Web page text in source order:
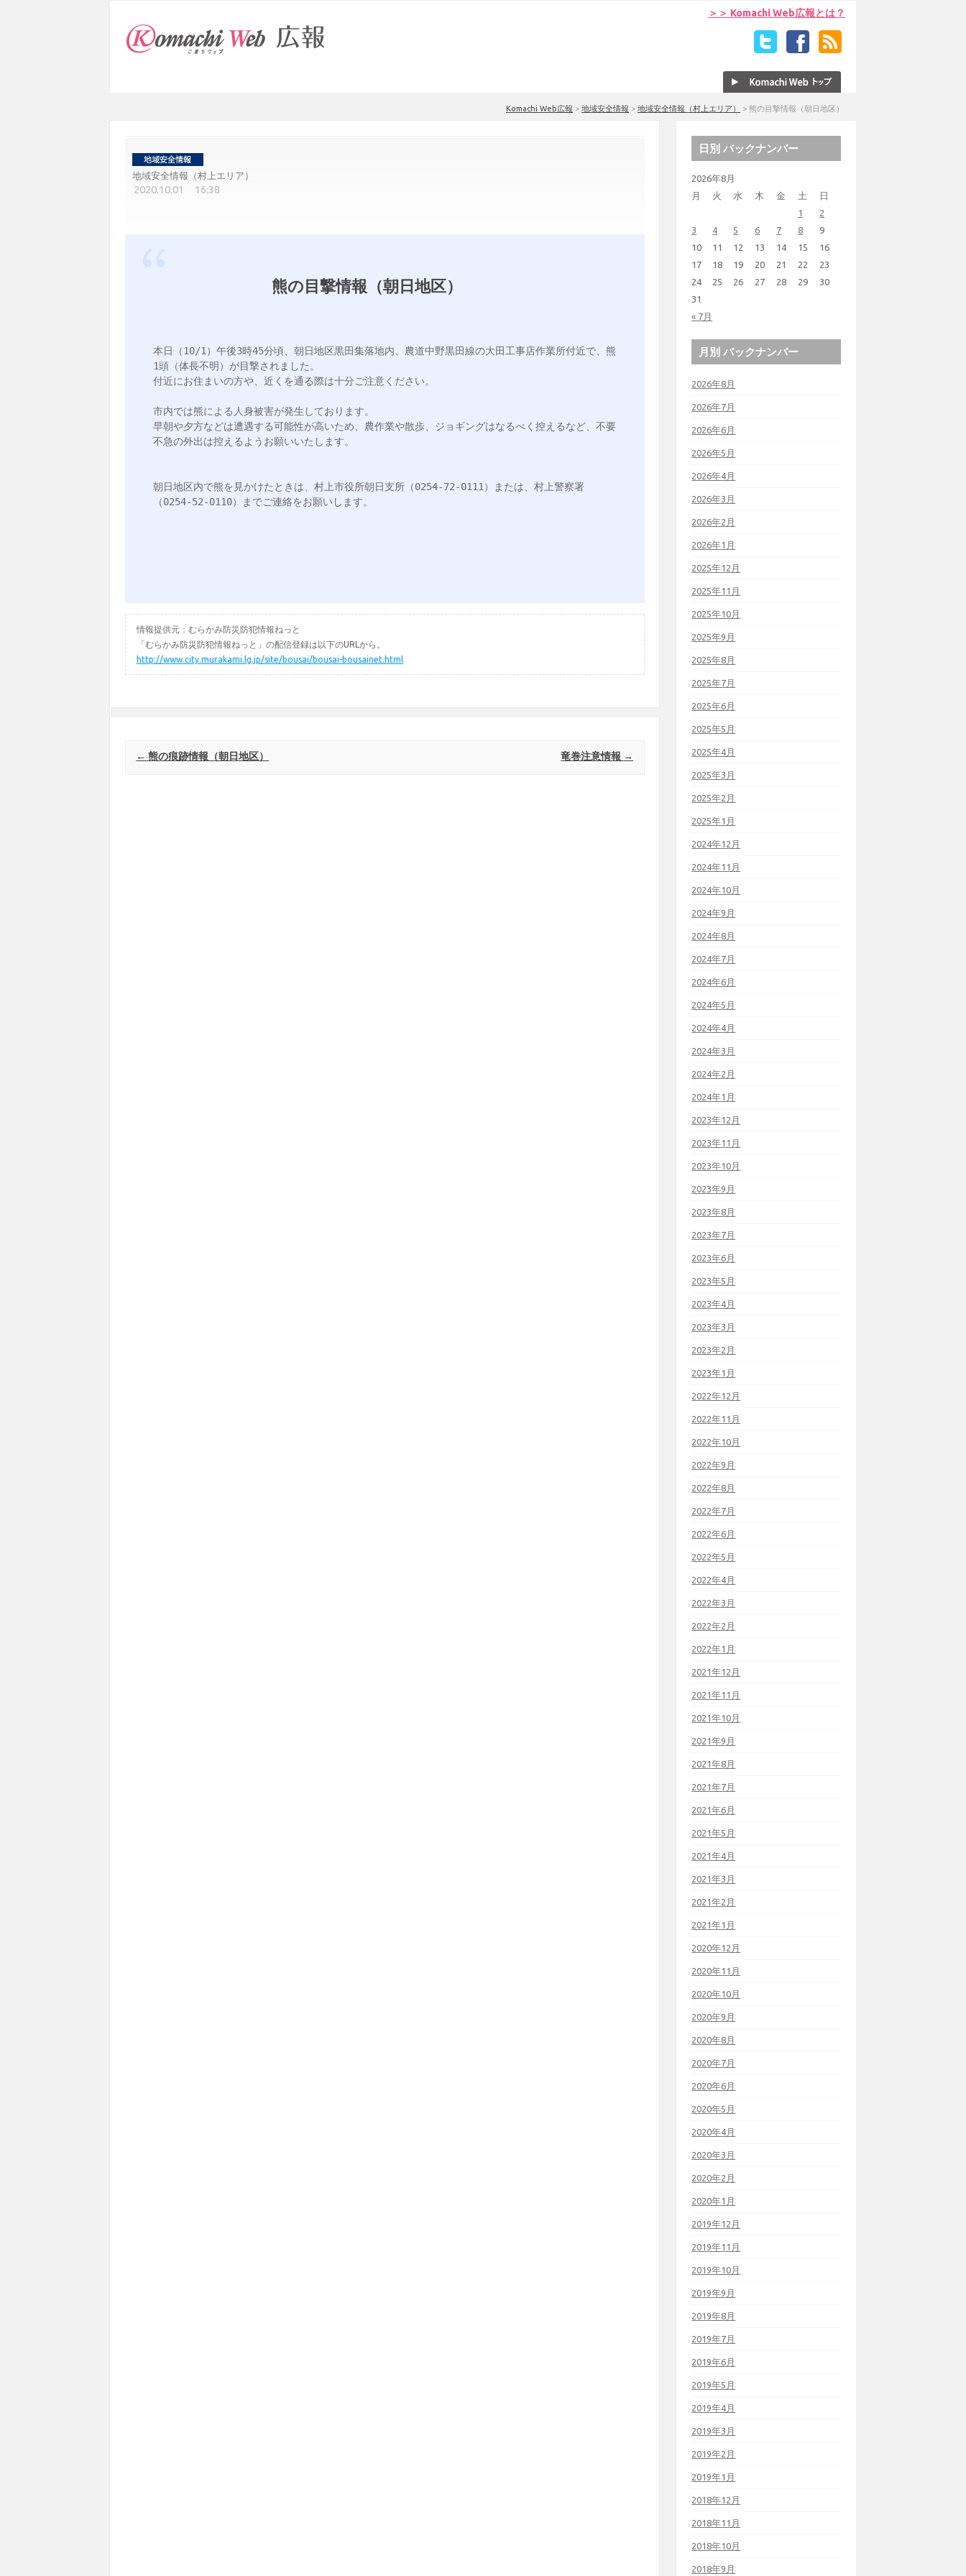
＞＞ Komachi Web広報とは？
Komachi Web広報 > 地域安全情報 > 地域安全情報（村上エリア） > 熊の目撃情報（朝日地区）
地域安全情報（村上エリア）
2020.10.01 16:38
熊の目撃情報（朝日地区）
本日（10/1）午後3時45分頃、朝日地区黒田集落地内、農道中野黒田線の大田工事店作業所付近で、熊
1頭（体長不明）が目撃されました。
付近にお住まいの方や、近くを通る際は十分ご注意ください。
市内では熊による人身被害が発生しております。
早朝や夕方などは遭遇する可能性が高いため、農作業や散歩、ジョギングはなるべく控えるなど、不要
不急の外出は控えるようお願いいたします。
朝日地区内で熊を見かけたときは、村上市役所朝日支所（0254-72-0111）または、村上警察署
（0254-52-0110）までご連絡をお願いします。
情報提供元：むらかみ防災防犯情報ねっと
「むらかみ防災防犯情報ねっと」の配信登録は以下のURLから。
http://www.city.murakami.lg.jp/site/bousai/bousai-bousainet.html
Post navigation
← 熊の痕跡情報（朝日地区） 竜巻注意情報 →
日別 バックナンバー
2026年8月
月
火 水 木 金 土 日
« 7月
1
2
3
4 5 6 7 8
9
10
11 12 13 14 15
16
17
18 19 20 21 22
23
24
25 26 27 28 29
30
31
月別 バックナンバー
2026年8月
2026年7月
2026年6月
2026年5月
2026年4月
2026年3月
2026年2月
2026年1月
2025年12月
2025年11月
2025年10月
2025年9月
2025年8月
2025年7月
2025年6月
2025年5月
2025年4月
2025年3月
2025年2月
2025年1月
2024年12月
2024年11月
2024年10月
2024年9月
2024年8月
2024年7月
2024年6月
2024年5月
2024年4月
2024年3月
2024年2月
2024年1月
2023年12月
2023年11月
2023年10月
2023年9月
2023年8月
2023年7月
2023年6月
2023年5月
2023年4月
2023年3月
2023年2月
2023年1月
2022年12月
2022年11月
2022年10月
2022年9月
2022年8月
2022年7月
2022年6月
2022年5月
2022年4月
2022年3月
2022年2月
2022年1月
2021年12月
2021年11月
2021年10月
2021年9月
2021年8月
2021年7月
2021年6月
2021年5月
2021年4月
2021年3月
2021年2月
2021年1月
2020年12月
2020年11月
2020年10月
2020年9月
2020年8月
2020年7月
2020年6月
2020年5月
2020年4月
2020年3月
2020年2月
2020年1月
2019年12月
2019年11月
2019年10月
2019年9月
2019年8月
2019年7月
2019年6月
2019年5月
2019年4月
2019年3月
2019年2月
2019年1月
2018年12月
2018年11月
2018年10月
2018年9月